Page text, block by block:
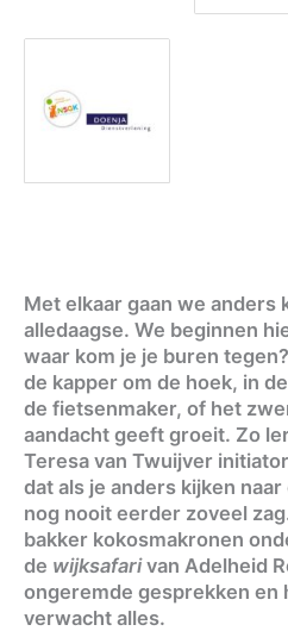
Met elkaar gaan we anders
alledaagse. We beginnen
waar kom je je buren
de kapper om de hoek, in
de fietsenmaker, of het
aandacht geeft groeit. Zo
Teresa van Twuijver
dat als je anders kijken
nog nooit eerder zoveel
bakker kokosmakronen
de wijksafarivan Adelheid
ongeremde gesprekken en
verwacht alles.